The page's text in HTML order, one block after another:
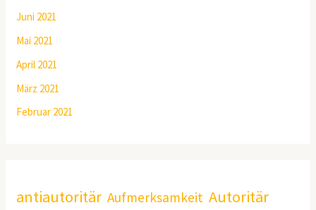
Juni 2021
Mai 2021
April 2021
März 2021
Februar 2021
antiautoritär Aufmerksamkeit Autoritär